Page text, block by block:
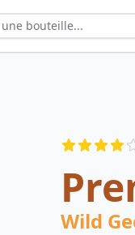
Reviews
Wild